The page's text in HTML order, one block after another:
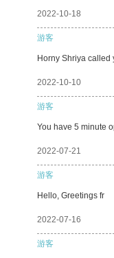
2022-10-18
游客
Horny Shriya called
2022-10-10
游客
You have 5 minute
2022-07-21
游客
Hello, Greetings fr
2022-07-16
游客